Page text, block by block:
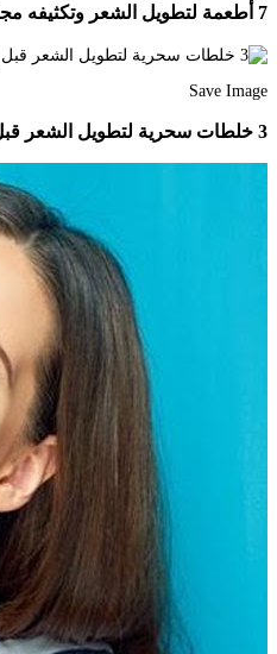
7 أطعمة لتطويل الشعر وتكثيفه مجلة سيدتي
Save Image
3 خلطات سحرية لتطويل الشعر قبل إنتهاء الحجر الصحي أكبر موقع وصفات في العالم العربي